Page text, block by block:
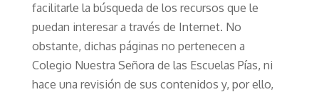
facilitarle la búsqueda de los recursos que le
puedan interesar a través de Internet. No
obstante, dichas páginas no pertenecen a
Colegio Nuestra Señora de las Escuelas Pías, ni
hace una revisión de sus contenidos y, por ello,